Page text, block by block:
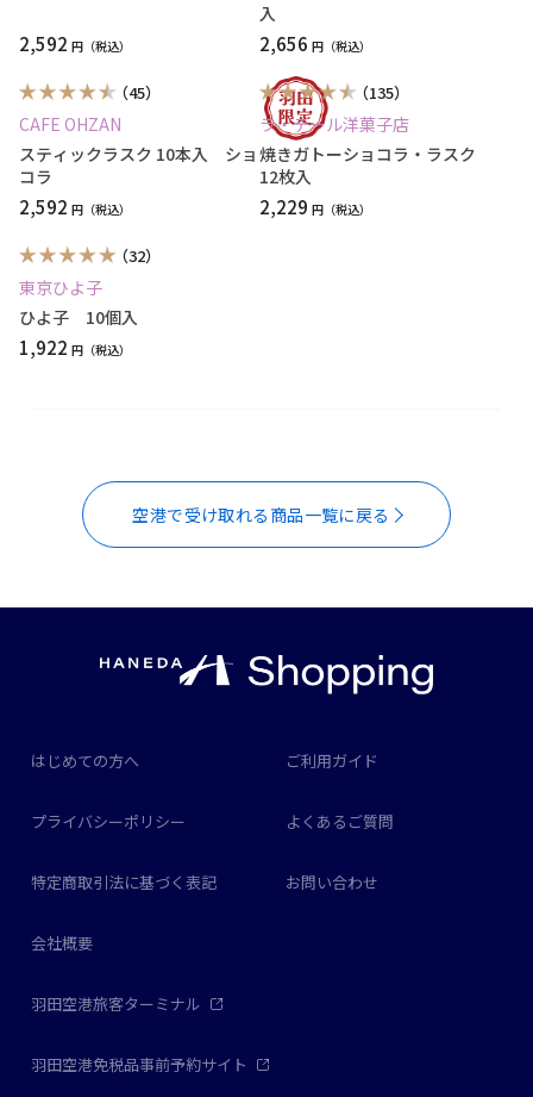
2,592 円
入
2,656 円
（45）
CAFE OHZAN
スティックラスク 10本入 ショ
コラ
2,592 円
（135）
ラ・テール洋菓子店
焼きガトーショコラ・ラスク
12枚入
2,229 円
（32）
東京ひよ子
ひよ子 10個入
1,922 円
空港で受け取れる商品一覧に戻る
はじめての方へ ご利用ガイド
プライバシーポリシー よくあるご質問
特定商取引法に基づく表記 お問い合わせ
会社概要
羽田空港旅客ターミナル
羽田空港免税品事前予約サイト